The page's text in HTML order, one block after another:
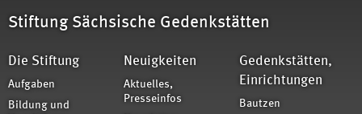
Stiftung Sächsische Gedenkstätten
Die Stiftung
Aufgaben
Bildung und
Neuigkeiten
Aktuelles,
Presseinfos
Gedenkstätten,
Einrichtungen
Bautzen